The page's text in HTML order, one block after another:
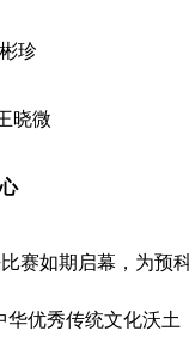
珍
晓微
赛如期启幕，为预
优秀传统文化沃